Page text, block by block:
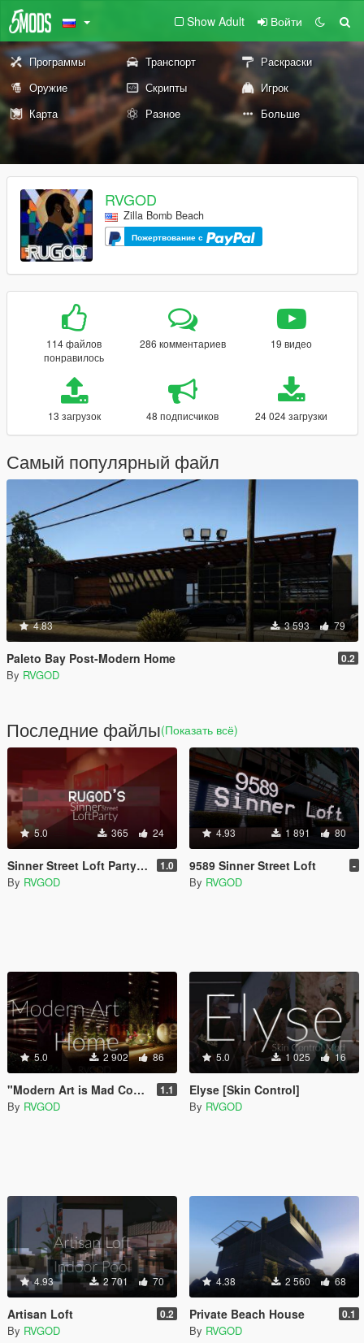
Show Adult Войти
Программы Транспорт
Раскраски
Оружие
Скрипты
Игрок
Карта
Разное Больше
RVGOD
Zilla Bomb Beach
Пожертвование с
114 файлов
понравилось
286 комментариев 19 видео
13 загрузок 48 подписчиков 24 024 загрузки
Самый популярный файл
4.83 3 593 79
Paleto Bay Post-Modern Home 0.2
By RVGOD
Последние файлы(Показать всё)
5.0 365 24
Sinner Street Loft Party | Scene 1.0
By RVGOD
4.93 1 891 80
9589 Sinner Street Loft -
By RVGOD
5.0 2 902 86
"Modern Art is Mad Confusing" Home + Extras [Map Editor] 1.1
By RVGOD
5.0 1 025 16
Elyse [Skin Control]
By RVGOD
4.93 2 701 70
Artisan Loft 0.2
By RVGOD
4.38 2 560 68
Private Beach House 0.1
By RVGOD